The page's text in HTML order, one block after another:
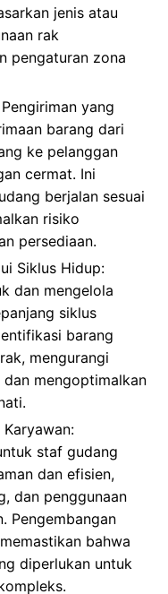
jenis atau
rak
pengaturan zona
yang
barang dari
ke pelanggan
cermat. Ini
berjalan sesuai
risiko
persediaan.
Siklus Hidup:
dan mengelola
siklus
barang
mengurangi
mengoptimalkan
staf gudang
dan efisien,
dan penggunaan
Pengembangan
bahwa
diperlukan untuk